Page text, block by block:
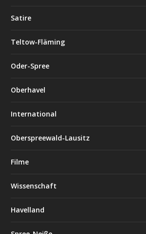
Satire
Teltow-Fläming
Oder-Spree
Oberhavel
International
Oberspreewald-Lausitz
Filme
Wissenschaft
Havelland